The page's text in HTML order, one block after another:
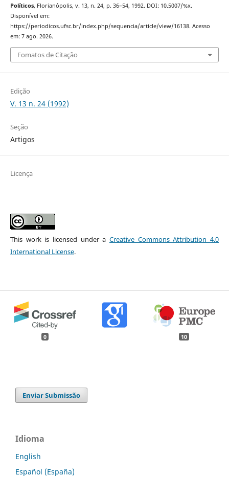
Políticos, Florianópolis, v. 13, n. 24, p. 36–54, 1992. DOI: 10.5007/%x.
Disponível em:
https://periodicos.ufsc.br/index.php/sequencia/article/view/16138. Acesso
em: 7 ago. 2026.
Fomatos de Citação
Edição
V. 13 n. 24 (1992)
Seção
Artigos
Licença
This work is licensed under aCreative Commons Attribution 4.0
International License.
0 10
Enviar Submissão
Idioma
English
Español (España)